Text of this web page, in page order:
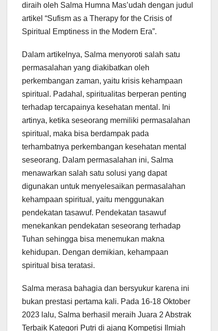
diraih oleh Salma Humna Mas’udah dengan judul
artikel “Sufism as a Therapy for the Crisis of
Spiritual Emptiness in the Modern Era”.
Dalam artikelnya, Salma menyoroti salah satu
permasalahan yang diakibatkan oleh
perkembangan zaman, yaitu krisis kehampaan
spiritual. Padahal, spiritualitas berperan penting
terhadap tercapainya kesehatan mental. Ini
artinya, ketika seseorang memiliki permasalahan
spiritual, maka bisa berdampak pada
terhambatnya perkembangan kesehatan mental
seseorang. Dalam permasalahan ini, Salma
menawarkan salah satu solusi yang dapat
digunakan untuk menyelesaikan permasalahan
kehampaan spiritual, yaitu menggunakan
pendekatan tasawuf. Pendekatan tasawuf
menekankan pendekatan seseorang terhadap
Tuhan sehingga bisa menemukan makna
kehidupan. Dengan demikian, kehampaan
spiritual bisa teratasi.
Salma merasa bahagia dan bersyukur karena ini
bukan prestasi pertama kali. Pada 16-18 Oktober
2023 lalu, Salma berhasil meraih Juara 2 Abstrak
Terbaik Kategori Putri di ajang Kompetisi Ilmiah